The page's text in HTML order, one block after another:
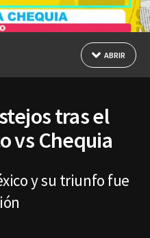
ABRIR
tras el
vs Chequia
y su triunfo fue